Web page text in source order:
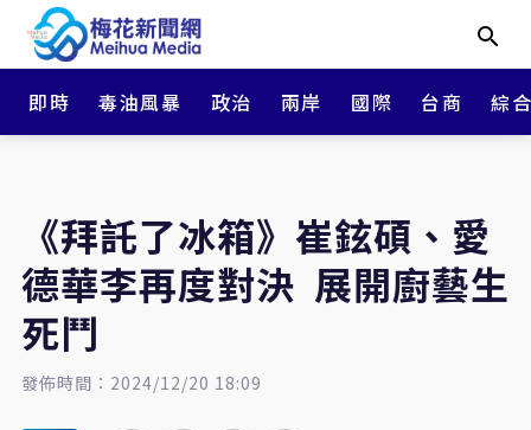
即時 毒油風暴 政治 兩岸 國際 台商 綜
《拜託了冰箱》崔鉉碩、愛
德華李再度對決 展開廚藝生
死鬥
發佈時間：2024/12/20 18:09